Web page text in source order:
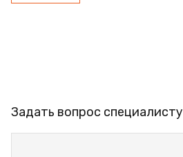
Задать вопрос специалисту